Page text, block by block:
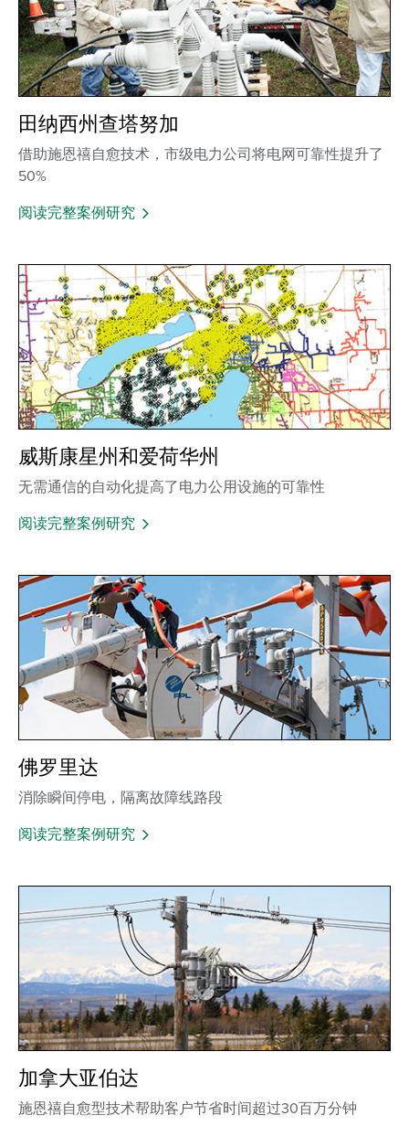
田纳西州查塔努加
借助施恩禧自愈技术，市级电力公司将电网可靠性提升了
50%
阅读完整案例研究
威斯康星州和爱荷华州
无需通信的自动化提高了电力公用设施的可靠性
阅读完整案例研究
佛罗里达
消除瞬间停电，隔离故障线路段
阅读完整案例研究
加拿大亚伯达
施恩禧自愈型技术帮助客户节省时间超过30百万分钟